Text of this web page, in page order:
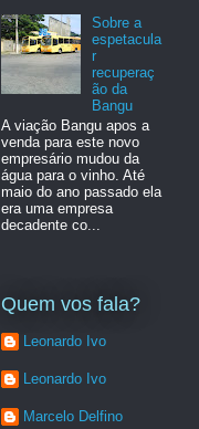
Sobre a
espetacula
r
recuperaç
ão da
Bangu
A viação Bangu apos a
venda para este novo
empresário mudou da
água para o vinho. Até
maio do ano passado ela
era uma empresa
decadente co...
Quem vos fala?
Leonardo Ivo
Leonardo Ivo
Marcelo Delfino